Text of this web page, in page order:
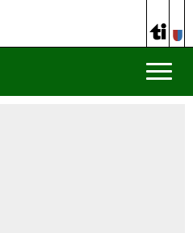
Toggle